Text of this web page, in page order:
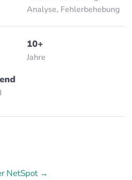
Analyse, Fehlerbehebung
10+
Jahre
NetSpot →